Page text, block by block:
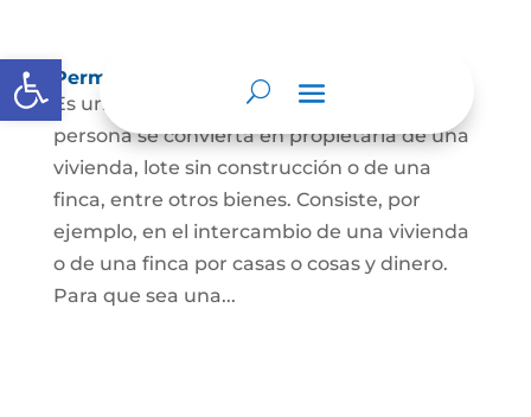
Abrir barra de herramientas
Permuta de Inmuebles
Es uno de los contratos para que una
persona se convierta en propietaria de una
vivienda, lote sin construcción o de una
finca, entre otros bienes. Consiste, por
ejemplo, en el intercambio de una vivienda
o de una finca por casas o cosas y dinero.
Para que sea una...